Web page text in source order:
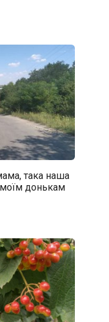
така наша
донькам